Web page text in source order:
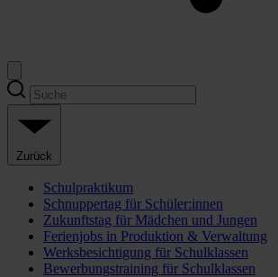
Zurück
Schulpraktikum
Schnuppertag für Schüler:innen
Zukunftstag für Mädchen und Jungen
Ferienjobs in Produktion & Verwaltung
Werksbesichtigung für Schulklassen
Bewerbungstraining für Schulklassen